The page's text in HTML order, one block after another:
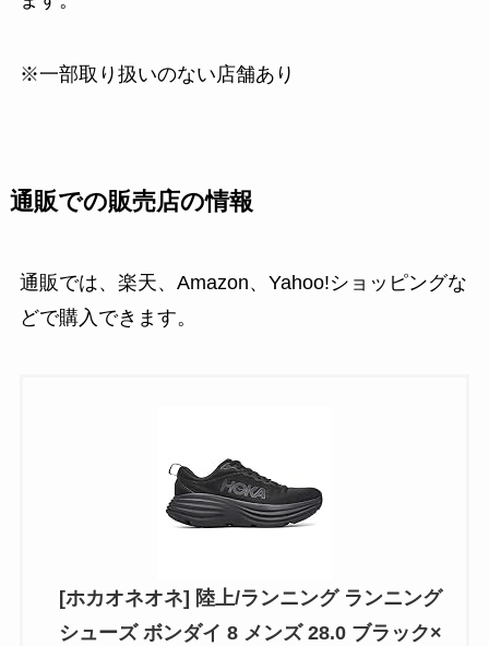
※一部取り扱いのない店舗あり
通販での販売店の情報
通販では、楽天、Amazon、Yahoo!ショッピングな
どで購入できます。
[ホカオネオネ] 陸上/ランニング ランニング
シューズ ボンダイ 8 メンズ 28.0 ブラック×